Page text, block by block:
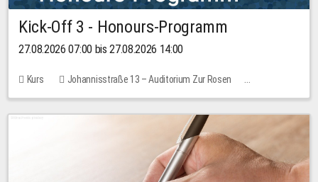
Kick-Off 3 - Honours-Programm
27.08.2026 07:00 bis 27.08.2026 14:00
Kurs
Johannisstraße 13 – Auditorium Zur Rosen
11 Plätze